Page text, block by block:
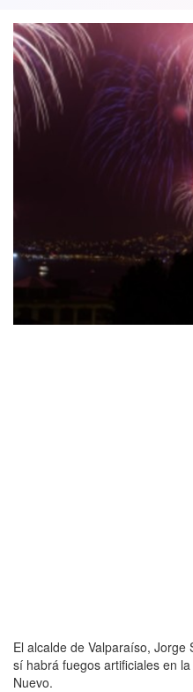
El alcalde de Valparaíso,
sí habrá fuegos artificiales en
Nuevo.